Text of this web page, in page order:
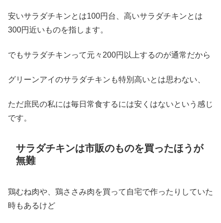
安いサラダチキンとは100円台、高いサラダチキンとは
300円近いものを指します。
でもサラダチキンって元々200円以上するのが通常だから
グリーンアイのサラダチキンも特別高いとは思わない、
ただ庶民の私には毎日常食するには安くはないという感じ
です。
サラダチキンは市販のものを買ったほうが
無難
鶏むね肉や、鶏ささみ肉を買って自宅で作ったりしていた
時もあるけど